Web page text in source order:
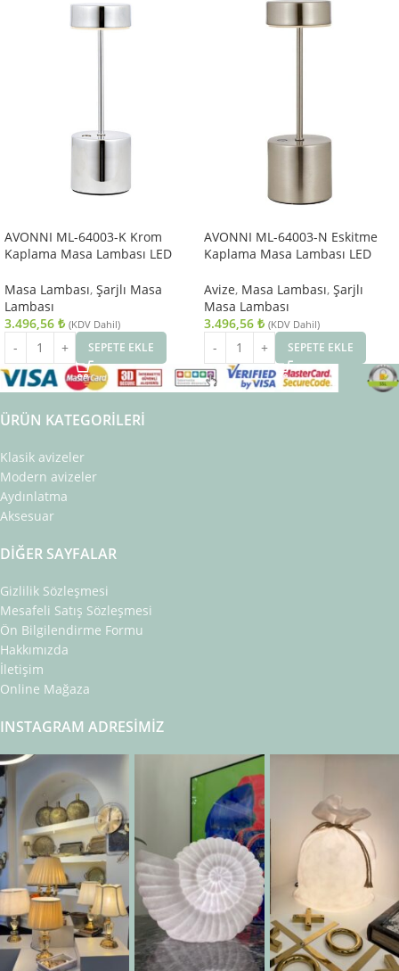
AVONNI ML-64003-K Krom
Kaplama Masa Lambası LED
Masa Lambası, Şarjlı Masa
Lambası
3.496,56 ₺ (KDV Dahil)
SEPETE EKLE
AVONNI ML-64003-N Eskitme
Kaplama Masa Lambası LED
Avize, Masa Lambası, Şarjlı
Masa Lambası
3.496,56 ₺ (KDV Dahil)
SEPETE EKLE
ÜRÜN KATEGORILERI
Klasik avizeler
Modern avizeler
Aydınlatma
Aksesuar
DIĞER SAYFALAR
Gizlilik Sözleşmesi
Mesafeli Satış Sözleşmesi
Ön Bilgilendirme Formu
Hakkımızda
İletişim
Online Mağaza
INSTAGRAM ADRESIMIZ